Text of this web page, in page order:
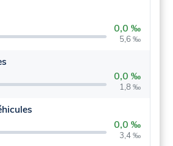
0,0 ‰
5,6 ‰
0,0 ‰
1,8 ‰
0,0 ‰
3,4 ‰